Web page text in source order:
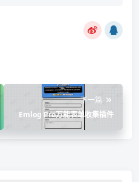
下一篇
Emlog Pro万能表单收集插件